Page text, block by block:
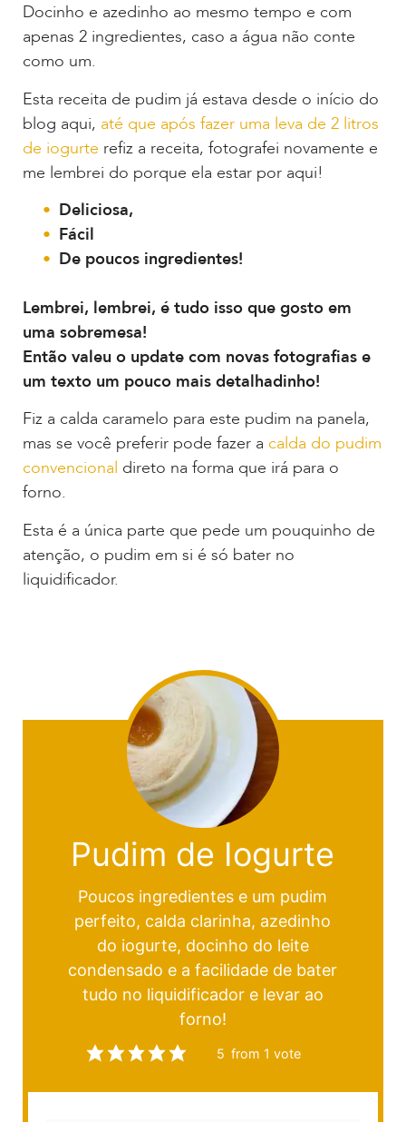
Docinho e azedinho ao mesmo tempo e com
apenas 2 ingredientes, caso a água não conte
como um.
Esta receita de pudim já estava desde o início do
blog aqui, até que após fazer uma leva de 2 litros
de iogurte refiz a receita, fotografei novamente e
me lembrei do porque ela estar por aqui!
Deliciosa,
Fácil
De poucos ingredientes!
Lembrei, lembrei, é tudo isso que gosto em
uma sobremesa!
Então valeu o update com novas fotografias e
um texto um pouco mais detalhadinho!
Fiz a calda caramelo para este pudim na panela,
mas se você preferir pode fazer a calda do pudim
convencional direto na forma que irá para o
forno.
Esta é a única parte que pede um pouquinho de
atenção, o pudim em si é só bater no
liquidificador.
Pudim de Iogurte
Poucos ingredientes e um pudim
perfeito, calda clarinha, azedinho
do iogurte, docinho do leite
condensado e a facilidade de bater
tudo no liquidificador e levar ao
forno!
5 from 1 vote